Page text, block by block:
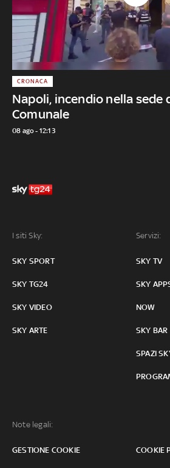
Napoli, incendio nella sede
Comunale
CRONACA
08 ago - 12:13
I siti Sky:
SKY SPORT
SKY TG24
SKY VIDEO
SKY ARTE
Servizi:
SKY TV
SKY
NOW
SKY BAR
SPAZI
Note legali:
GESTIONE COOKIE COOKIE